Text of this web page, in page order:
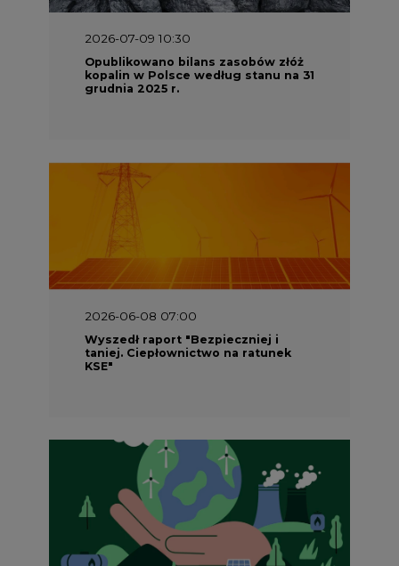
2026-07-09 10:30
Opublikowano bilans zasobów złóż
kopalin w Polsce według stanu na 31
grudnia 2025 r.
2026-06-08 07:00
Wyszedł raport "Bezpieczniej i
taniej. Ciepłownictwo na ratunek
KSE"